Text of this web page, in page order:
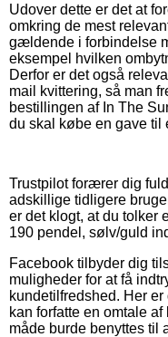
Udover dette er det at
omkring de mest
gældende i forbindelse
eksempel hvilken
Derfor er det også
mail kvittering, så man
bestillingen af In The
du skal købe en gave til
Trustpilot forærer dig
adskillige tidligere
er det klogt, at du tolker
190 pendel, sølv/guld
Facebook tilbyder dig
muligheder for at få
kundetilfredshed. Her
kan forfatte en omtale
måde burde benyttes til